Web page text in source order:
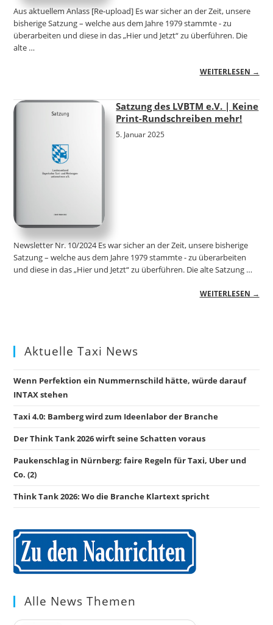
Aus aktuellem Anlass [Re-upload] Es war sicher an der Zeit, unsere
bisherige Satzung – welche aus dem Jahre 1979 stammte - zu
überarbeiten und diese in das „Hier und Jetzt“ zu überführen. Die
alte …
WEITERLESEN →
Satzung des LVBTM e.V. | Keine
Print-Rundschreiben mehr!
5. Januar 2025
Newsletter Nr. 10/2024 Es war sicher an der Zeit, unsere bisherige
Satzung – welche aus dem Jahre 1979 stammte - zu überarbeiten
und diese in das „Hier und Jetzt“ zu überführen. Die alte Satzung …
WEITERLESEN →
Aktuelle Taxi News
Wenn Perfektion ein Nummernschild hätte, würde darauf
INTAX stehen
Taxi 4.0: Bamberg wird zum Ideenlabor der Branche
Der Think Tank 2026 wirft seine Schatten voraus
Paukenschlag in Nürnberg: faire Regeln für Taxi, Uber und
Co. (2)
Think Tank 2026: Wo die Branche Klartext spricht
Alle News Themen